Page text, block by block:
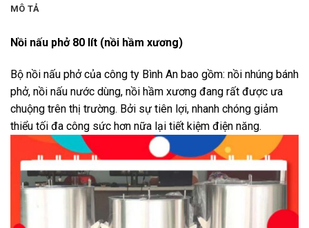
MÔ TẢ
Nồi nấu phở 80 lít (nồi hầm xương)
Bộ nồi nấu phở của công ty Bình An bao gồm: nồi nhúng bánh
phở, nồi nấu nước dùng, nồi hầm xương đang rất được ưa
chuộng trên thị trường. Bởi sự tiên lợi, nhanh chóng giảm
thiểu tối đa công sức hơn nữa lại tiết kiệm điện năng.